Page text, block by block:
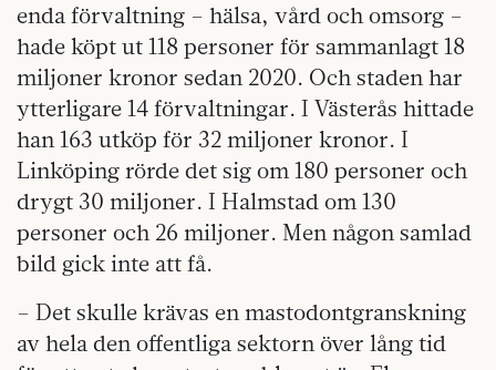
enda förvaltning – hälsa, vård och omsorg –
hade köpt ut 118 personer för sammanlagt 18
miljoner kronor sedan 2020. Och staden har
ytterligare 14 förvaltningar. I Västerås hittade
han 163 utköp för 32 miljoner kronor. I
Linköping rörde det sig om 180 personer och
drygt 30 miljoner. I Halmstad om 130
personer och 26 miljoner. Men någon samlad
bild gick inte att få.
– Det skulle krävas en mastodontgranskning
av hela den offentliga sektorn över lång tid